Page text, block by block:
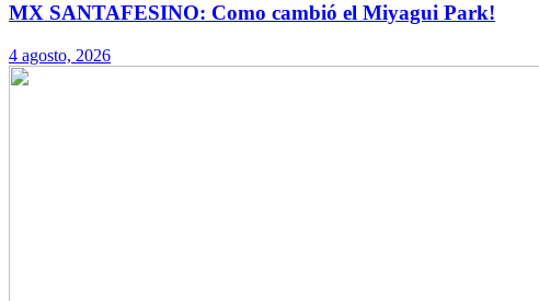
MX SANTAFESINO: Como cambió el Miyagui Park!
4 agosto, 2026